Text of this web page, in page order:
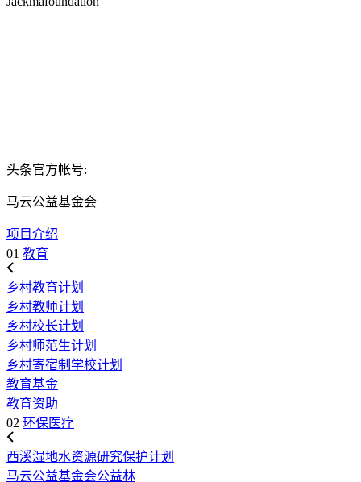
头条官方帐号:
马云公益基金会
项目介绍
01 教育
乡村教育计划
乡村教师计划
乡村校长计划
乡村师范生计划
乡村寄宿制学校计划
教育基金
教育资助
02 环保医疗
西溪湿地水资源研究保护计划
马云公益基金会公益林